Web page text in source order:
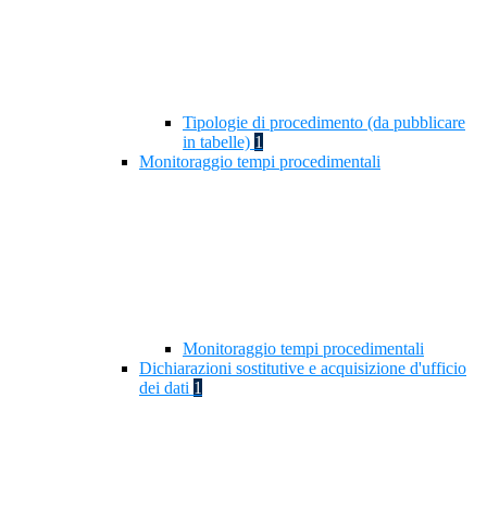
Tipologie di procedimento (da pubblicare
in tabelle) 1
Monitoraggio tempi procedimentali
Monitoraggio tempi procedimentali
Dichiarazioni sostitutive e acquisizione d'ufficio
dei dati 1